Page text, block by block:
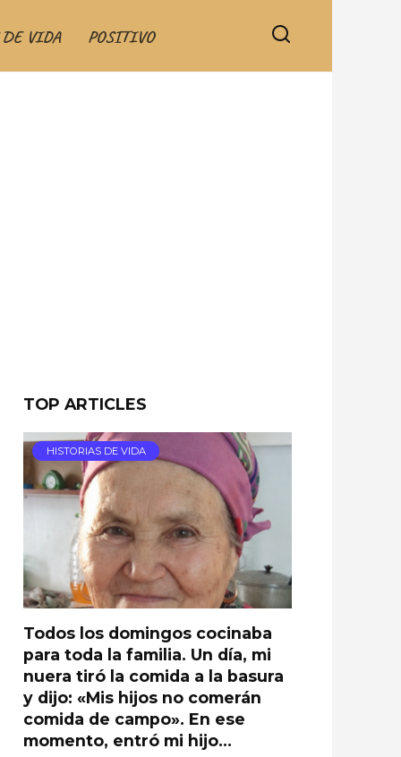
VIDA POSITIVO
TOP ARTICLES
HISTORIAS DE VIDA
Todos los domingos cocinaba
para toda la familia. Un día, mi
nuera tiró la comida a la basura
y dijo: «Mis hijos no comerán
comida de campo». En ese
momento, entró mi hijo…